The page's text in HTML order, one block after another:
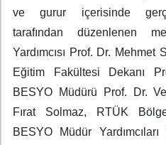
ve gurur içerisinde
tarafından düzenlenen
Yardımcısı Prof. Dr.
Eğitim Fakültesi Dekanı
BESYO Müdürü Prof. Dr.
Fırat Solmaz, RTÜK
BESYO
Müdür